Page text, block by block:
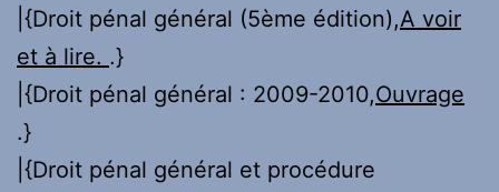
|{Droit pénal général (5ème édition),A voir
et à lire. .}
|{Droit pénal général : 2009-2010,Ouvrage
.}
|{Droit pénal général et procédure